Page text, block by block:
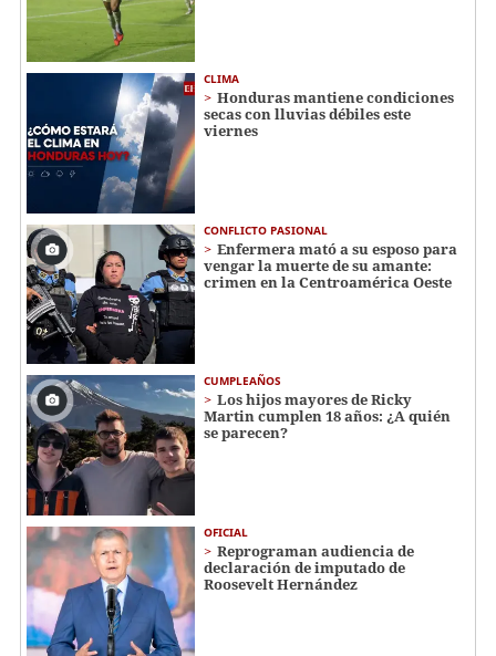
CLIMA
Honduras mantiene condiciones
secas con lluvias débiles este
viernes
CONFLICTO PASIONAL
Enfermera mató a su esposo para
vengar la muerte de su amante:
crimen en la Centroamérica Oeste
CUMPLEAÑOS
Los hijos mayores de Ricky
Martin cumplen 18 años: ¿A quién
se parecen?
OFICIAL
Reprograman audiencia de
declaración de imputado de
Roosevelt Hernández